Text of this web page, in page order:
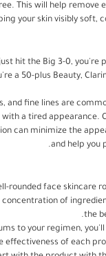
This will help remove
your skin visibly soft,
hit the Big 3-0, you're
a 50-plus Beauty,
and fine lines are
a tired appearance.
can minimize the
and help you
rounded face skincare
concentration of
the
to your regimen,
effectiveness of each